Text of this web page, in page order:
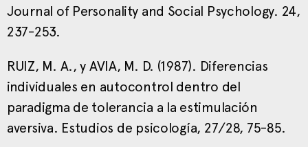
Journal of Personality and Social Psychology. 24,
237-253.
RUIZ, M. A., y AVIA, M. D. (1987). Diferencias
individuales en autocontrol dentro del
paradigma de tolerancia a la estimulación
aversiva. Estudios de psicología, 27/28, 75-85.